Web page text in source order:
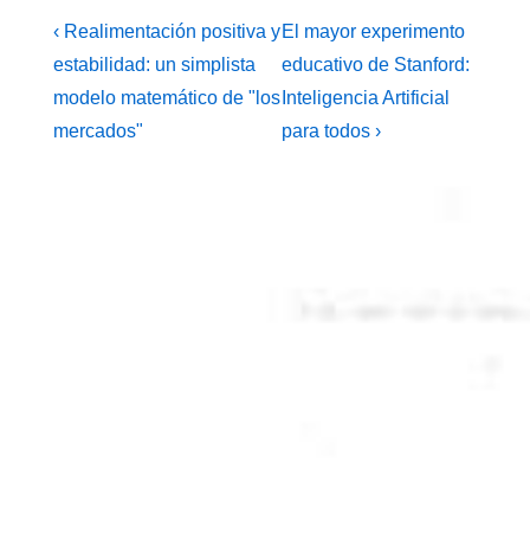
Navegación
de
entradas
La
entrada
anterior
es
‹ Realimentación positiva y
estabilidad: un simplista
modelo matemático de "los
mercados"
La
entrada
siguiente
es
El mayor experimento
educativo de Stanford:
Inteligencia Artificial
para todos ›